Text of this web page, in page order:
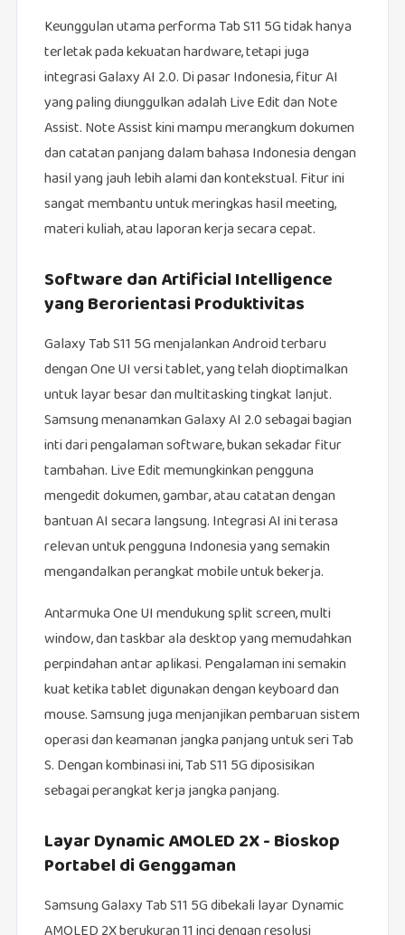
Keunggulan utama performa Tab S11 5G tidak hanya
terletak pada kekuatan hardware, tetapi juga
integrasi Galaxy AI 2.0. Di pasar Indonesia, fitur AI
yang paling diunggulkan adalah Live Edit dan Note
Assist. Note Assist kini mampu merangkum dokumen
dan catatan panjang dalam bahasa Indonesia dengan
hasil yang jauh lebih alami dan kontekstual. Fitur ini
sangat membantu untuk meringkas hasil meeting,
materi kuliah, atau laporan kerja secara cepat.
Software dan Artificial Intelligence
yang Berorientasi Produktivitas
Galaxy Tab S11 5G menjalankan Android terbaru
dengan One UI versi tablet, yang telah dioptimalkan
untuk layar besar dan multitasking tingkat lanjut.
Samsung menanamkan Galaxy AI 2.0 sebagai bagian
inti dari pengalaman software, bukan sekadar fitur
tambahan. Live Edit memungkinkan pengguna
mengedit dokumen, gambar, atau catatan dengan
bantuan AI secara langsung. Integrasi AI ini terasa
relevan untuk pengguna Indonesia yang semakin
mengandalkan perangkat mobile untuk bekerja.
Antarmuka One UI mendukung split screen, multi
window, dan taskbar ala desktop yang memudahkan
perpindahan antar aplikasi. Pengalaman ini semakin
kuat ketika tablet digunakan dengan keyboard dan
mouse. Samsung juga menjanjikan pembaruan sistem
operasi dan keamanan jangka panjang untuk seri Tab
S. Dengan kombinasi ini, Tab S11 5G diposisikan
sebagai perangkat kerja jangka panjang.
Layar Dynamic AMOLED 2X - Bioskop
Portabel di Genggaman
Samsung Galaxy Tab S11 5G dibekali layar Dynamic